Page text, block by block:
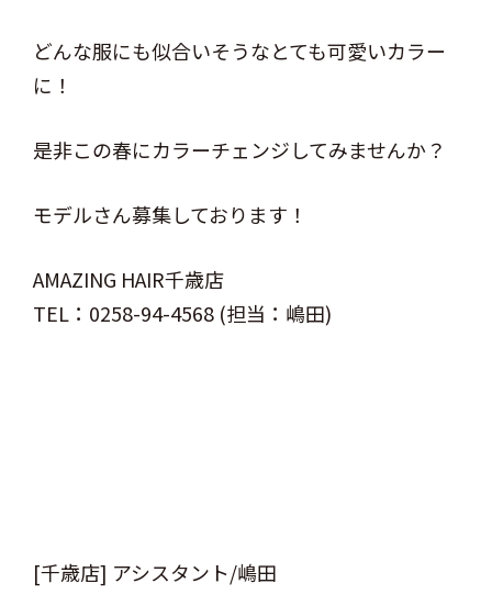
どんな服にも似合いそうなとても可愛いカラー
に！
是非この春にカラーチェンジしてみませんか？
モデルさん募集しております！
AMAZING HAIR千歳店
TEL：0258-94-4568 (担当：嶋田)
[千歳店] アシスタント/嶋田